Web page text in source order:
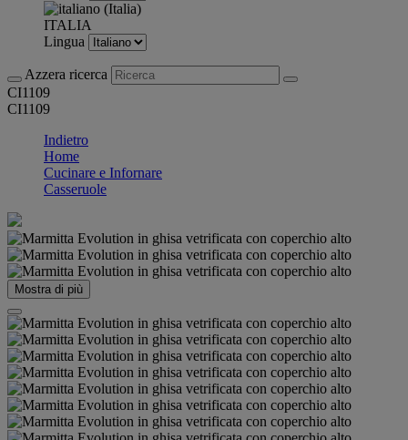
ITALIA
Lingua
Azzera ricerca
CI1109
CI1109
Indietro
Home
Cucinare e Infornare
Casseruole
Mostra di più